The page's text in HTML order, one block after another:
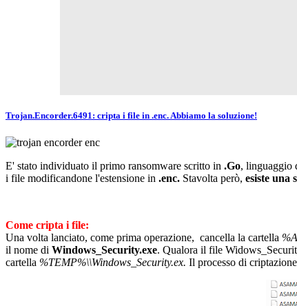
Trojan.Encorder.6491: cripta i file in .enc. Abbiamo la soluzione!
E' stato individuato il primo ransomware scritto in .Go, linguaggio
i file modificandone l'estensione in .enc. Stavolta però, esiste una
Come cripta i file:
Una volta lanciato, come prima operazione, cancella la cartella
il nome di Windows_Security.exe. Qualora il file
cartella %TEMP%\\Windows_Security.ex. Il processo di